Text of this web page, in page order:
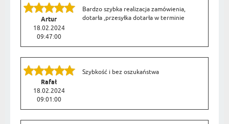
Artur
18.02.2024
09:47:00
Bardzo szybka realizacja zamówienia,
dotarła ,przesyłka dotarła w terminie
Rafał
18.02.2024
09:01:00
Szybkość i bez oszukaństwa